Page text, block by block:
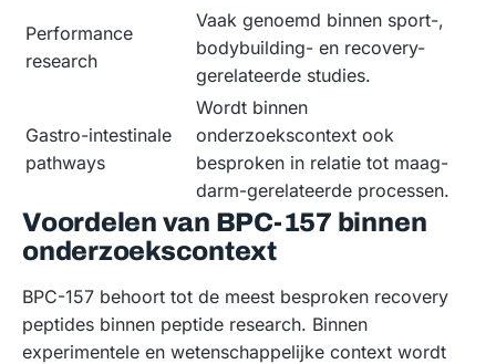
Performance
research
Vaak genoemd binnen sport-,
bodybuilding- en recovery-
gerelateerde studies.
Gastro-intestinale
pathways
Wordt binnen
onderzoekscontext ook
besproken in relatie tot maag-
darm-gerelateerde processen.
Voordelen van BPC-157 binnen
onderzoekscontext
BPC-157 behoort tot de meest besproken recovery
peptides binnen peptide research. Binnen
experimentele en wetenschappelijke context wordt